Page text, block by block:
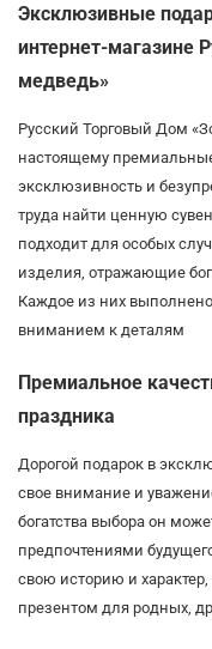
Эксклюзивные
интернет-магазине
медведь»
Русский Торговый Дом
настоящему
эксклюзивность и
труда найти ценную
подходит для особых
изделия, отражающие
Каждое из них
вниманием к деталям
Премиальное
праздника
Дорогой подарок в
свое внимание и
богатства выбора он
предпочтениями
свою историю и
презентом для родных,